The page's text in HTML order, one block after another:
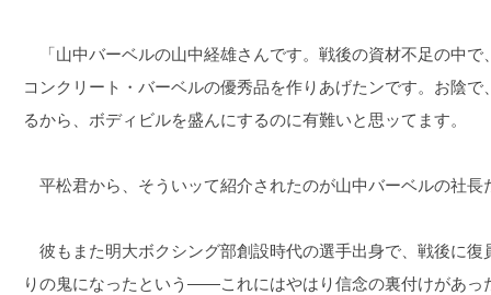
「山中バーベルの山中経雄さんです。戦後の資材不足の中で
コンクリート・バーベルの優秀品を作りあげたンです。お陰
るから、ボディビルを盛んにするのに有難いと思ッてます。
平松君から、そういッて紹介されたのが山中バーベルの社長
彼もまた明大ボクシング部創設時代の選手出身で、戦後に復
りの鬼になったという――これにはやはり信念の裏付けがあっ